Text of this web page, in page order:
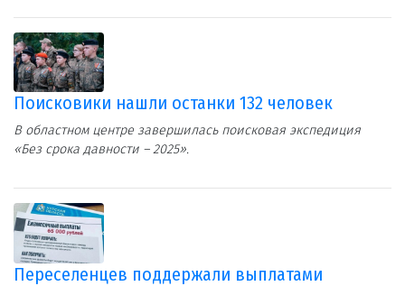
Поисковики нашли останки 132 человек
В областном центре завершилась поисковая экспедиция
«Без срока давности – 2025».
Переселенцев поддержали выплатами